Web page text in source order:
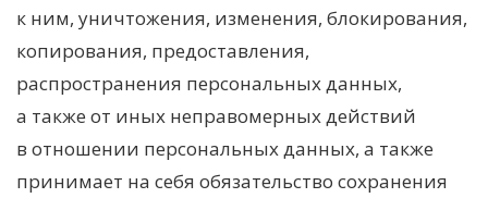
к ним, уничтожения, изменения, блокирования,
копирования, предоставления,
распространения персональных данных,
а также от иных неправомерных действий
в отношении персональных данных, а также
принимает на себя обязательство сохранения